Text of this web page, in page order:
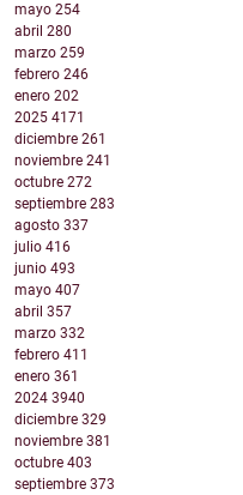
mayo 254
abril 280
marzo 259
febrero 246
enero 202
2025 4171
diciembre 261
noviembre 241
octubre 272
septiembre 283
agosto 337
julio 416
junio 493
mayo 407
abril 357
marzo 332
febrero 411
enero 361
2024 3940
diciembre 329
noviembre 381
octubre 403
septiembre 373